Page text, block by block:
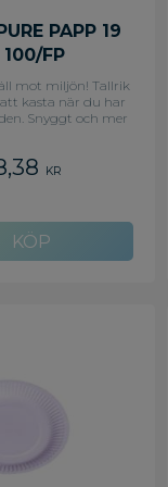
PAPP 19
100/FP
mot miljön! Tallrik
kasta när du har
Snyggt och mer
Ø 19 cm - Färg:
Vit
KR